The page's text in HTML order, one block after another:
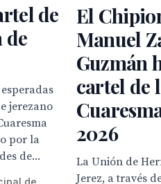
de
de
jerezano
por la
de...
El
Manuel
Guzmán
cartel de
2026
La Unión de
Jerez, a través